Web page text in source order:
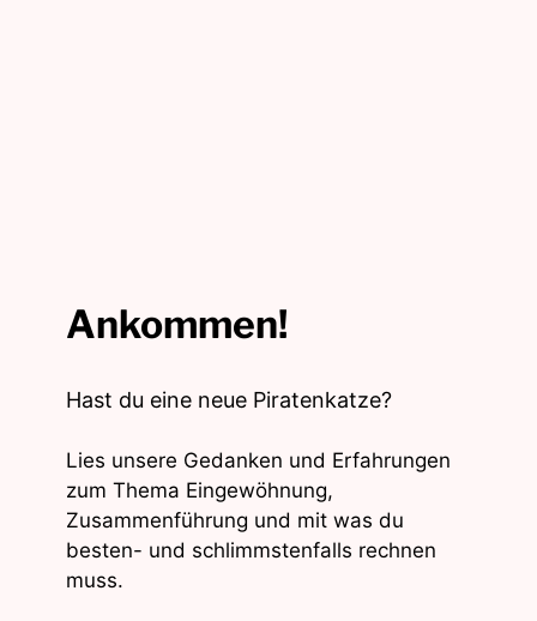
Ankommen!
Hast du eine neue Piratenkatze?
Lies unsere Gedanken und Erfahrungen
zum Thema Eingewöhnung,
Zusammenführung und mit was du
besten- und schlimmstenfalls rechnen
muss.